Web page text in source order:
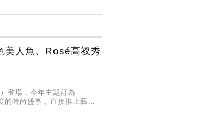
人魚、Rosé高衩秀
登場，今年主題訂為
時尚盛事，直接推上藝術